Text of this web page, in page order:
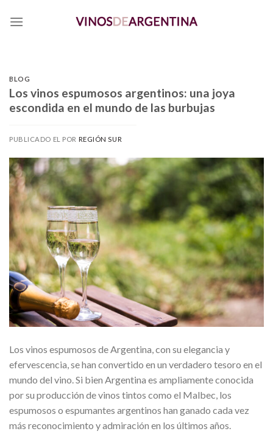
BLOG
Los vinos espumosos argentinos: una joya
escondida en el mundo de las burbujas
PUBLICADO EL POR REGIÓN SUR
Los vinos espumosos de Argentina, con su elegancia y
efervescencia, se han convertido en un verdadero tesoro en el
mundo del vino. Si bien Argentina es ampliamente conocida
por su producción de vinos tintos como el Malbec, los
espumosos o espumantes argentinos han ganado cada vez
más reconocimiento y admiración en los últimos años.